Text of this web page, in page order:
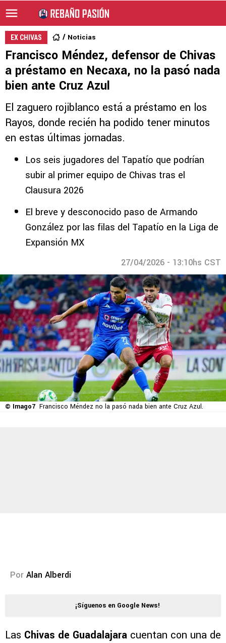
EX CHIVAS Noticias
Francisco Méndez, defensor de Chivas
a préstamo en Necaxa, no la pasó nada
bien ante Cruz Azul
El zaguero rojiblanco está a préstamo en los
Rayos, donde recién ha podido tener minutos
en estas últimas jornadas.
Los seis jugadores del Tapatío que podrían
subir al primer equipo de Chivas tras el
Clausura 2026
El breve y desconocido paso de Armando
González por las filas del Tapatío en la Liga de
Expansión MX
27/04/2026 - 13:10hs CST
© Imago7 Francisco Méndez no la pasó nada bien ante Cruz Azul.
Por Alan Alberdi
¡Síguenos en Google News!
Las Chivas de Guadalajara cuentan con una de